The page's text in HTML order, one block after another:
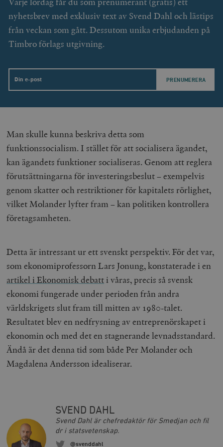
nyhetsbrev med exklusiv text av Svend Dahl och lästips
från veckan som gått. Dessutom unika erbjudanden på
Timbro förlags utgivning.
Email
Man skulle kunna beskriva detta som
funktionssocialism. I stället för att socialisera ägandet,
kan ägandets funktioner socialiseras. Genom att reglera
förutsättningarna för investeringsbeslut – exempelvis
genom skatter och restriktioner för kapitalets rörlighet,
vilket Molander lyfter fram – kan politiken kontrollera
företagsamheten.
Detta är intressant ur ett svenskt perspektiv. För det var,
som ekonomiprofessorn Lars Jonung, konstaterade i en
artikel i Ekonomisk debatti våras, precis så svensk
ekonomi fungerade under perioden från andra
världskrigets slut fram till mitten av 1980-talet.
Resultatet blev en nedfrysning av entreprenörskapet i
ekonomin och med det en stagnerande levnadsstandard.
Ändå är det denna tid som både Per Molander och
Magdalena Andersson idealiserar.
SVEND DAHL
Svend Dahl är chefredaktör för Smedjan och fil
dr i statsvetenskap.
@svenddahl
Namn
Leverantör
/ Domän
woocommerce_cart_hash
Automattic
Inc.
.timbro.se
woocommerce_items_in_cart
Automattic
Inc.
timbro.se
wp_woocommerce_session_[abcdef0123456789]
Inc.
_hjAbsoluteSessionInProgress
Hotjar Ltd